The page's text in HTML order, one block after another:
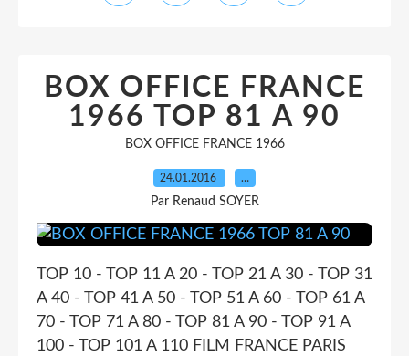
BOX OFFICE FRANCE
1966 TOP 81 A 90
BOX OFFICE FRANCE 1966
24.01.2016 …
Par Renaud SOYER
TOP 10 - TOP 11 A 20 - TOP 21 A 30 - TOP 31
A 40 - TOP 41 A 50 - TOP 51 A 60 - TOP 61 A
70 - TOP 71 A 80 - TOP 81 A 90 - TOP 91 A
100 - TOP 101 A 110 FILM FRANCE PARIS